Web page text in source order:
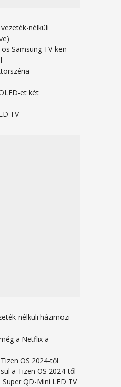
nélküli
Samsung TV-ken
et két
TV
nélküli házimozi
a Netflix a
OS 2024-től
a Tizen OS 2024-től
QD-Mini LED TV